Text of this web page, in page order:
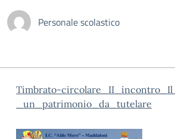
Personale scolastico
Timbrato-
_un_patrimonio_da_tutelare